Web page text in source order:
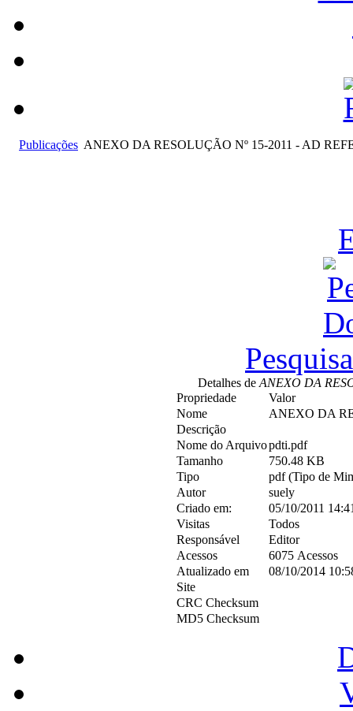
Publicações ANEXO DA RESOLUÇÃO Nº 15-2011 - AD
Detalhes de ANEXO DA
Propriedade
Valor
Nome
ANEXO DA
Descrição
Nome do Arquivopdti.pdf
Tamanho
750.48 KB
Tipo
pdf (Tipo de
Autor
suely
Criado em:
05/10/2011
Visitas
Todos
Responsável
Editor
Acessos
6075 Acessos
Atualizado em
08/10/2014
Site
CRC Checksum
MD5 Checksum